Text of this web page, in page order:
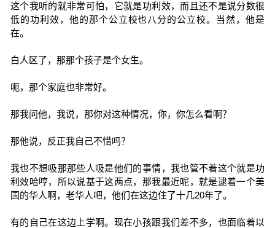
这个我听的就非常可怕，它就是功利效，而且还不是说分数很
低的功利效，他的那个公立校也八分的公立校。当然，他是
在。
白人区了，那那个孩子是个女生。
呃，那个家庭也非常好。
那我问他，我说，那你对这种情况，你，你怎么看啊？
那他说，反正我自己不惜吗？
我也不想吸那那些人吸是他们的事情，我也管不着这个就是功
利效哈哼，所以说基于这两点，那我最近呢，就是逮着一个美
国的华人啊，老华人吧，他们在这边住了十几20年了。
有的自己在这边上学啊。现在小孩跟我们差不多，也面临着以